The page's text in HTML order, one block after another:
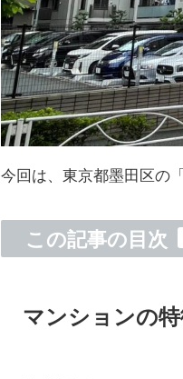
今回は、東京都墨田区の
この記事の目次
マンションの